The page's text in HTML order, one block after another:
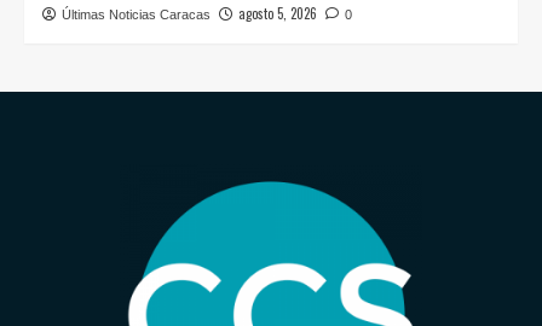
Últimas Noticias Caracas agosto 5, 2026 0